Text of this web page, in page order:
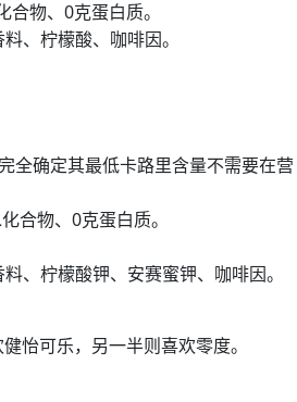
物、0克蛋白质。
、柠檬酸、咖啡因。
全确定其最低卡路里含量不需要在营
合物、0克蛋白质。
、柠檬酸钾、安赛蜜钾、咖啡因。
怡可乐，另一半则喜欢零度。